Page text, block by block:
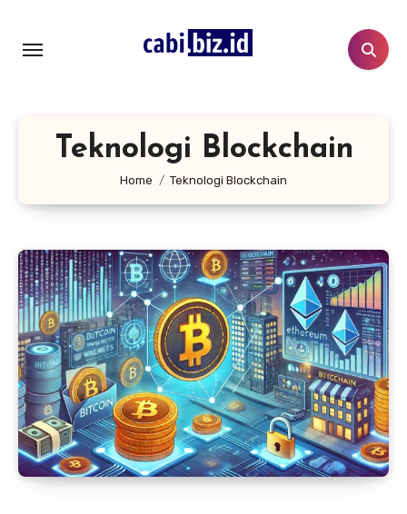
konten
Teknologi Blockchain
Home Teknologi Blockchain